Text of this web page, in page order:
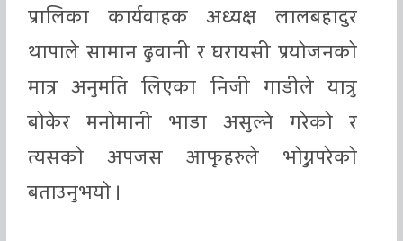
प्रालिका कार्यवाहक अध्यक्ष लालबहादुर
थापाले सामान ढुवानी र घरायसी प्रयोजनको
मात्र अनुमति लिएका निजी गाडीले यात्रु
बोकेर मनोमानी भाडा असुल्ने गरेको र
त्यसको अपजस आफूहरुले भोग्नुपरेको
बताउनुभयो ।